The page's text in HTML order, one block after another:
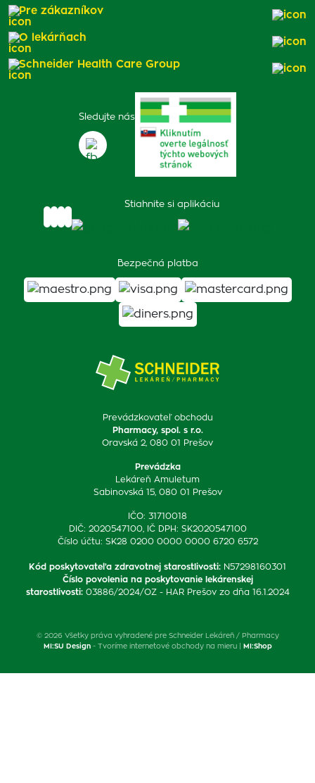
Prevádzkovateľ obchodu
Pharmacy, spol. s r.o.
Oravská 2, 080 01 Prešov
Prevádzka
Lekáreň Amuletum
Sabinovská 15, 080 01 Prešov
IČO: 31710018
DIČ: 2020547100, IČ DPH: SK2020547100
Číslo účtu: SK28 0200 0000 0000 6720 6572
Kód poskytovateľa zdravotnej starostlivosti: N57298160301
Číslo povolenia na poskytovanie lekárenskej
starostlivosti: 03886/2024/OZ - HAR Prešov zo dňa 16.1.2024
Sledujte nás
Stiahnite si aplikáciu
Bezpečná platba
Pre zákazníkov
O lekárňach
Schneider Health Care Group
© 2026 Všetky práva vyhradené pre Schneider Lekáreň / Pharmacy
MI:SU Design- Tvoríme internetové obchody na mieru | MI:Shop